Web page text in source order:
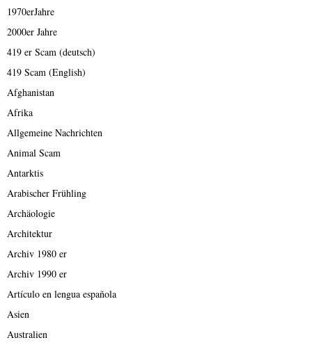
1970erJahre
2000er Jahre
419 er Scam (deutsch)
419 Scam (English)
Afghanistan
Afrika
Allgemeine Nachrichten
Animal Scam
Antarktis
Arabischer Frühling
Archäologie
Architektur
Archiv 1980 er
Archiv 1990 er
Artículo en lengua española
Asien
Australien